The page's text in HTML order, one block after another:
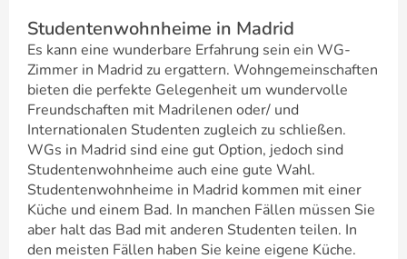
Studentenwohnheime in Madrid
Es kann eine wunderbare Erfahrung sein ein WG-
Zimmer in Madrid zu ergattern. Wohngemeinschaften
bieten die perfekte Gelegenheit um wundervolle
Freundschaften mit Madrilenen oder/ und
Internationalen Studenten zugleich zu schließen.
WGs in Madrid sind eine gut Option, jedoch sind
Studentenwohnheime auch eine gute Wahl.
Studentenwohnheime in Madrid kommen mit einer
Küche und einem Bad. In manchen Fällen müssen Sie
aber halt das Bad mit anderen Studenten teilen. In
den meisten Fällen haben Sie keine eigene Küche.